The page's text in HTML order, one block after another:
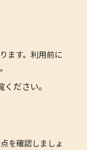
ます。利用前に
ください。
を確認しましょ